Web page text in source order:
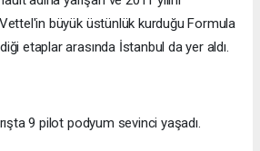
büyük üstünlük kurduğu Formula
etaplar arasında İstanbul da yer aldı.
9 pilot podyum sevinci yaşadı.